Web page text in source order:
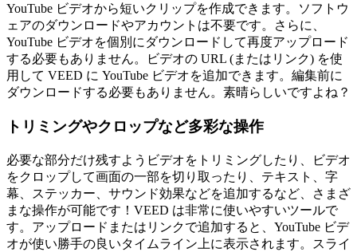
YouTube ビデオから短いクリップを作成できます。ソフトウ
ェアのダウンロードやアカウントは不要です。さらに、
YouTube ビデオを個別にダウンロードして再度アップロード
する必要もありません。ビデオの URL (またはリンク) を使
用して VEED に YouTube ビデオを追加できます。編集前に
ダウンロードする必要もありません。素晴らしいですよね？
トリミングやクロップなど多彩な操作
必要な部分だけ残すようビデオをトリミングしたり、ビデオ
をクロップして画面の一部を切り取ったり、テキスト、字
幕、ステッカー、サウンド効果などを追加するなど、さまざ
まな操作が可能です！VEED は非常に使いやすいツールで
す。アップロードまたはリンクで追加すると、YouTube ビデ
オが使い勝手の良いタイムライン上に表示されます。スライ